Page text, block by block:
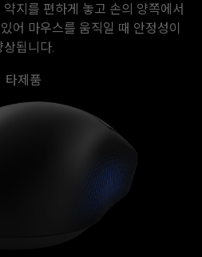
지를 편하게 놓고 손의 양쪽에서
어 마우스를 움직일 때 안정성이
상됩니다.
타제품